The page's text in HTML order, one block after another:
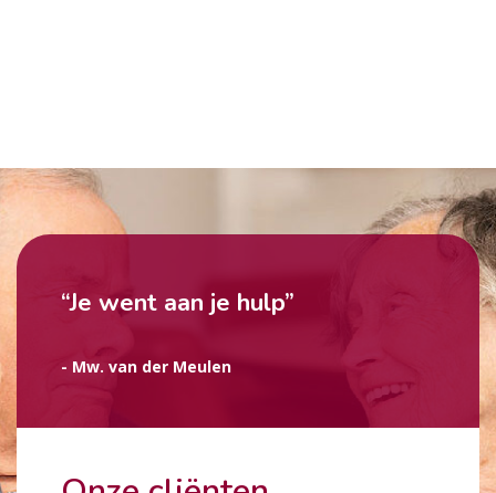
“Je went aan je hulp”
- Mw. van der Meulen